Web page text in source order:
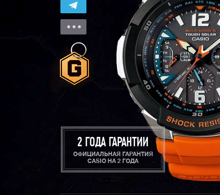
2 ГОДА ГАРАНТИИ
ОФИЦИАЛЬНАЯ ГАРАНТИЯ
CASIO НА 2 ГОДА